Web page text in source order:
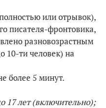
или отрывок),
писателя-фронтовика,
разновозрастным
10-ти человек) на
более 5 минут.
17 лет (включительно);